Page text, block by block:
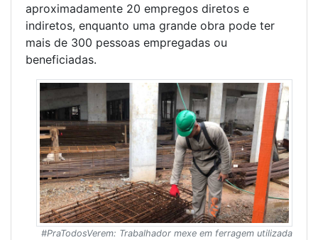
aproximadamente 20 empregos diretos e
indiretos, enquanto uma grande obra pode ter
mais de 300 pessoas empregadas ou
beneficiadas.
#PraTodosVerem: Trabalhador mexe em ferragem utilizada